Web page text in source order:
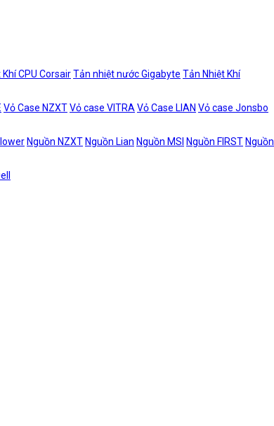
CPU CorsairTản nhiệt nước Gigabyte Tản Nhiệt Khí
Vỏ Case NZXTVỏ case VITRA Vỏ Case LIAN Vỏ case Jonsbo
Nguồn NZXT Nguồn Lian Nguồn MSI Nguồn FIRST Nguồn